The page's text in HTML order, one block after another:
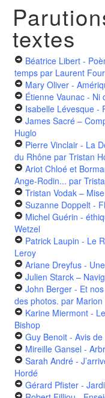
textes
Béatrice Libert -
temps par Laurent
Mary Oliver -
Étienne Vaunac - Ni
Isabelle Lévesque -
James Sacré –
Huglo
Pierre Vinclair - La
du Rhône par Tristan
Ariot Chloé et
Ange-Rodin... par
Tristan Vodak –
Suzanne Doppelt -
Michel Guérin -
Wetzel
Patrick Laupin - Le
Leroy
Ariane Dreyfus -
Julien Starck –
John Berger - Et
des photos. par
Karine Miermont -
Bishop
Guy Benoit - Avis
Mireille Gansel -
Sarah André -
Hordé
Gérard Pfister -